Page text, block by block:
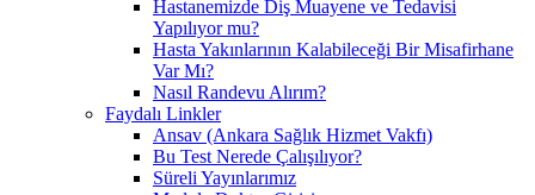
Hastanemizde Diş Muayene ve Tedavisi
Yapılıyor mu?
Hasta Yakınlarının Kalabileceği Bir Misafirhane
Var Mı?
Nasıl Randevu Alırım?
Faydalı Linkler
Ansav (Ankara Sağlık Hizmet Vakfı)
Bu Test Nerede Çalışılıyor?
Süreli Yayınlarımız